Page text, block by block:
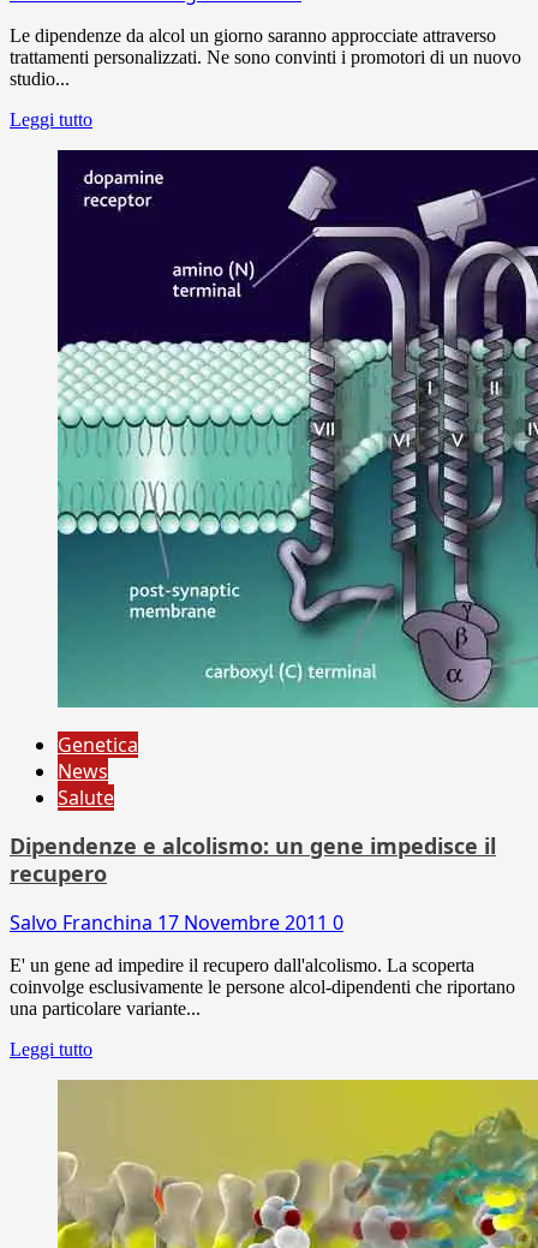
Le dipendenze da alcol un giorno saranno approcciate attraverso
trattamenti personalizzati. Ne sono convinti i promotori di un nuovo
studio...
Leggi tutto
Genetica
News
Salute
Dipendenze e alcolismo: un gene impedisce il
recupero
Salvo Franchina 17 Novembre 2011 0
E' un gene ad impedire il recupero dall'alcolismo. La scoperta
coinvolge esclusivamente le persone alcol-dipendenti che riportano
una particolare variante...
Leggi tutto